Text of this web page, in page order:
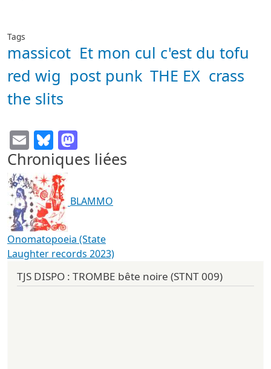
Tags
massicot Et mon cul c'est du tofu
red wig post punk THE EX crass
the slits
EmailBluesky
Chroniques liées
BLAMMO
Onomatopoeia (State
Laughter records 2023)
TJS DISPO : TROMBE bête noire (STNT 009)